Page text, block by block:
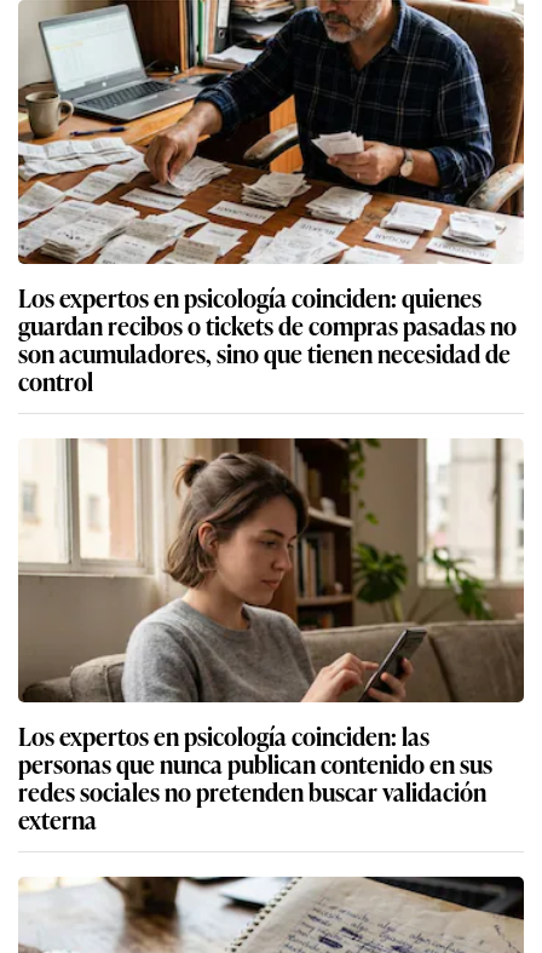
Los expertos en psicología coinciden: quienes
guardan recibos o tickets de compras pasadas no
son acumuladores, sino que tienen necesidad de
control
Los expertos en psicología coinciden: las
personas que nunca publican contenido en sus
redes sociales no pretenden buscar validación
externa